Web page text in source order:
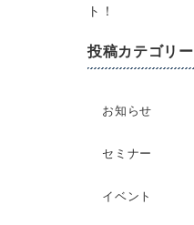
ト！
投稿カテゴリー
お知らせ
セミナー
イベント